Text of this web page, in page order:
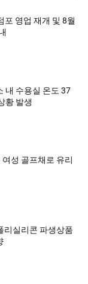
포 영업 재개 및 8월
내 수용실 온도 37
황 발생
성 골프채로 유리
리실리콘 파생상품